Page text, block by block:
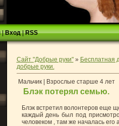
|Вход|RSS
Сайт "Добрые руки"» Бесплатная
добрые руки.
Мальчик | Взрослые старше 4 лет
Блэк потерял семью.
Блэк встретил волонтеров еще
каждый день был под
человеком , там же началась его